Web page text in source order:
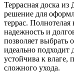
Террасная доска
решение для
террас. Полнотелая
надежность и
позволяет выбрать
идеально подходит
устойчива к влаге,
сложного ухода.